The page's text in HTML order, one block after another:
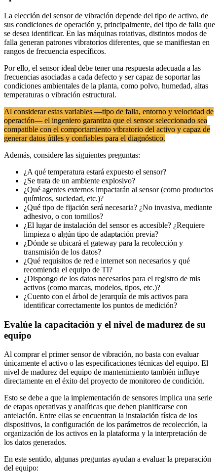
La elección del sensor de vibración depende del tipo de activo, de
sus condiciones de operación y, principalmente, del tipo de falla que
se desea identificar. En las máquinas rotativas, distintos modos de
falla generan patrones vibratorios diferentes, que se manifiestan en
rangos de frecuencia específicos.
Por ello, el sensor ideal debe tener una respuesta adecuada a las
frecuencias asociadas a cada defecto y ser capaz de soportar las
condiciones ambientales de la planta, como polvo, humedad, altas
temperaturas o vibración estructural.
Al considerar estas variables —tipo de falla, entorno y velocidad de
operación— el ingeniero garantiza que el sensor seleccionado sea
compatible con el comportamiento vibratorio del activo y capaz de
generar datos útiles y confiables para el diagnóstico.
Además, considere las siguientes preguntas:
¿A qué temperatura estará expuesto el sensor?
¿Se trata de un ambiente explosivo?
¿Qué agentes externos impactarán al sensor (como productos
químicos, suciedad, etc.)?
¿Qué tipo de fijación será necesaria? ¿No invasiva, mediante
adhesivo, o con tornillos?
¿El lugar de instalación del sensor es accesible? ¿Requiere
limpieza o algún tipo de adaptación previa?
¿Dónde se ubicará el gateway para la recolección y
transmisión de los datos?
¿Qué requisitos de red e internet son necesarios y qué
recomienda el equipo de TI?
¿Dispongo de los datos necesarios para el registro de mis
activos (como marcas, modelos, tipos, etc.)?
¿Cuento con el árbol de jerarquía de mis activos para
identificar correctamente los puntos de medición?
Evalúe la capacitación y el nivel de madurez de su
equipo
Al comprar el primer sensor de vibración, no basta con evaluar
únicamente el activo o las especificaciones técnicas del equipo. El
nivel de madurez del equipo de mantenimiento también influye
directamente en el éxito del proyecto de monitoreo de condición.
Esto se debe a que la implementación de sensores implica una serie
de etapas operativas y analíticas que deben planificarse con
antelación. Entre ellas se encuentran la instalación física de los
dispositivos, la configuración de los parámetros de recolección, la
organización de los activos en la plataforma y la interpretación de
los datos generados.
En este sentido, algunas preguntas ayudan a evaluar la preparación
del equipo: